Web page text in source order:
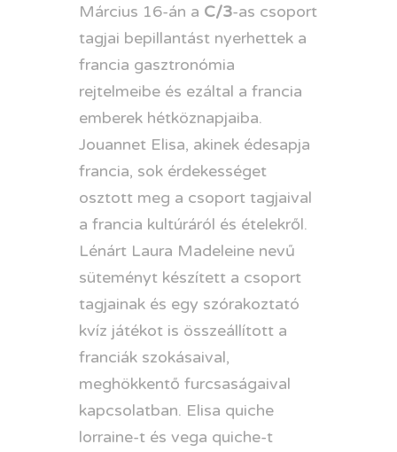
Március 16-án a C/3-as csoport
tagjai bepillantást nyerhettek a
francia gasztronómia
rejtelmeibe és ezáltal a francia
emberek hétköznapjaiba.
Jouannet Elisa, akinek édesapja
francia, sok érdekességet
osztott meg a csoport tagjaival
a francia kultúráról és ételekről.
Lénárt Laura Madeleine nevű
süteményt készített a csoport
tagjainak és egy szórakoztató
kvíz játékot is összeállított a
franciák szokásaival,
meghökkentő furcsaságaival
kapcsolatban. Elisa quiche
lorraine-t és vega quiche-t